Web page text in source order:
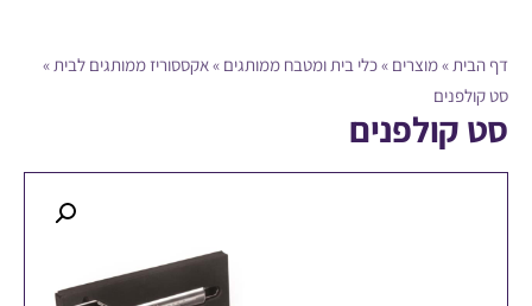
»מוצרים»כלי בית ומטבח ממותגים »אקססוריז ממותגים לבית»